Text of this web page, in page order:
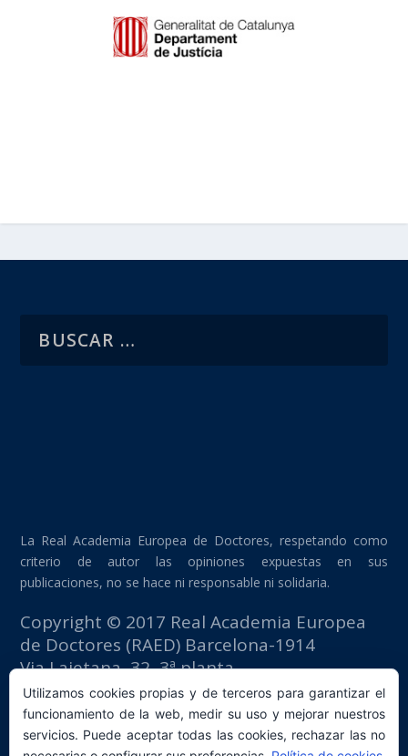
La Real Academia Europea de Doctores, respetando como
criterio de autor las opiniones expuestas en sus
publicaciones, no se hace ni responsable ni solidaria.
Copyright © 2017 Real Academia Europea
de Doctores (RAED) Barcelona-1914
Via Laietana, 32, 3ª planta
Edificio Fomento del Trabajo
08003 Barcelona (España)
tlf: +34 93 667 40 54
Utilizamos cookies propias y de terceros para garantizar el
funcionamiento de la web, medir su uso y mejorar nuestros
servicios. Puede aceptar todas las cookies, rechazar las no